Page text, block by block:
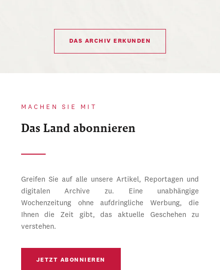
DAS ARCHIV ERKUNDEN
MACHEN SIE MIT
Das Land abonnieren
Greifen Sie auf alle unsere Artikel, Reportagen und
digitalen Archive zu. Eine unabhängige
Wochenzeitung ohne aufdringliche Werbung, die
Ihnen die Zeit gibt, das aktuelle Geschehen zu
verstehen.
JETZT ABONNIEREN